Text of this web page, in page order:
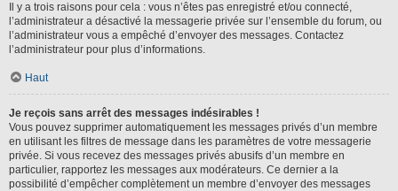
Il y a trois raisons pour cela : vous n’êtes pas enregistré et/ou connecté,
l’administrateur a désactivé la messagerie privée sur l’ensemble du forum, ou
l’administrateur vous a empêché d’envoyer des messages. Contactez
l’administrateur pour plus d’informations.
Haut
Je reçois sans arrêt des messages indésirables !
Vous pouvez supprimer automatiquement les messages privés d’un membre
en utilisant les filtres de message dans les paramètres de votre messagerie
privée. Si vous recevez des messages privés abusifs d’un membre en
particulier, rapportez les messages aux modérateurs. Ce dernier a la
possibilité d’empêcher complètement un membre d’envoyer des messages